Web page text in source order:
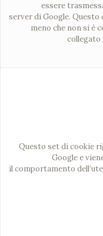
essere
server di Google.
meno che non si è
collegato
Questo set di cookie
Google e
il comportamento